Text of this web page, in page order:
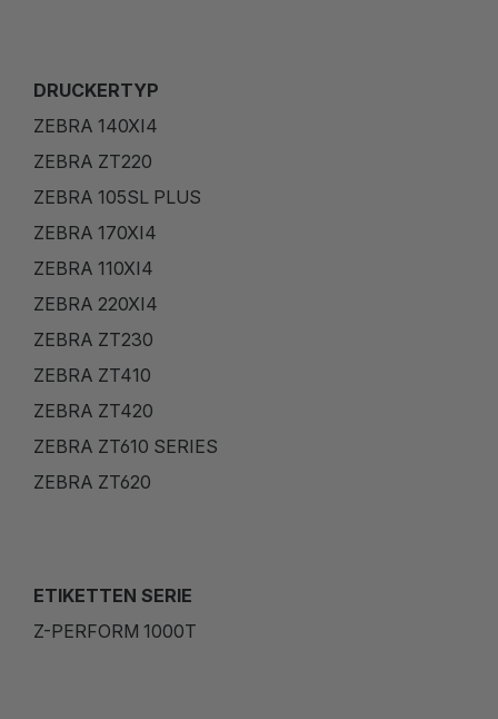
DRUCKERTYP
ZEBRA 140XI4
ZEBRA ZT220
ZEBRA 105SL PLUS
ZEBRA 170XI4
ZEBRA 110XI4
ZEBRA 220XI4
ZEBRA ZT230
ZEBRA ZT410
ZEBRA ZT420
ZEBRA ZT610 SERIES
ZEBRA ZT620
ETIKETTEN SERIE
Z-PERFORM 1000T